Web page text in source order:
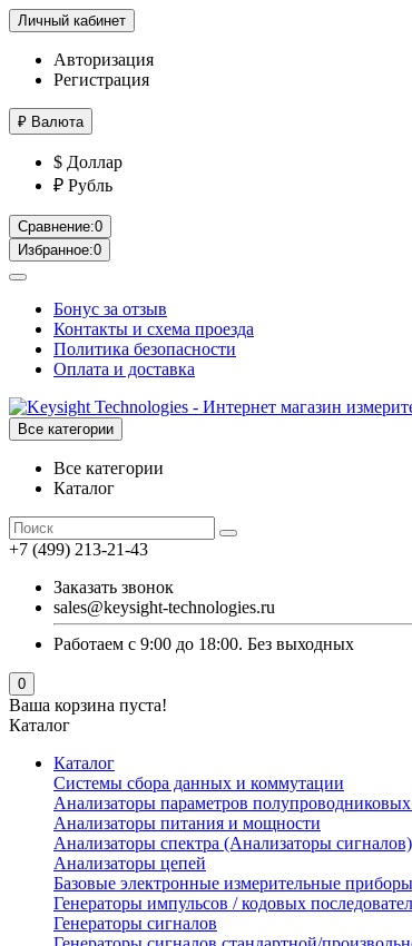
Личный кабинет
Авторизация
Регистрация
₽ Валюта
$ Доллар
₽ Рубль
Сравнение:0
Избранное:0
Бонус за отзыв
Контакты и схема проезда
Политика безопасности
Оплата и доставка
Все категории
Все категории
Каталог
+7 (499) 213-21-43
Заказать звонок
sales@keysight-technologies.ru
Работаем с 9:00 до 18:00. Без выходных
0
Ваша корзина пуста!
Каталог
Каталог
Cистемы сбора данных и коммутации
Анализаторы параметров
Анализаторы питания и мощности
Анализаторы спектра (Анализаторы сигналов)
Анализаторы цепей
Базовые электронные измерительные приборы
Генераторы импульсов / кодовых
Генераторы сигналов